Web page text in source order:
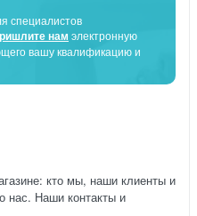
специалистов
нам электронную
вашу квалификацию и
кто мы, наши клиенты и
нас. Наши контакты и